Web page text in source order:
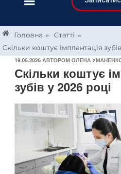
Головна » Статті »
Скільки коштує імплантація
19.06.2026 АВТОРОМ ОЛЕНА
Скільки коштує
зубів у 2026 році